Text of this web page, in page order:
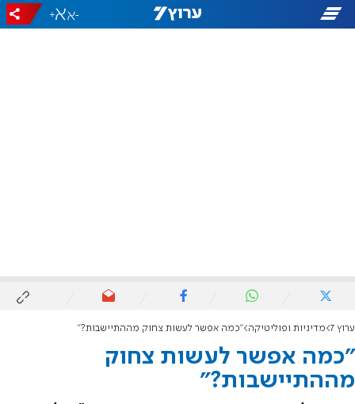
-
+
ערוץ 7 מדיניות ופוליטיקה "כמה אפשר לעשות צחוק מההתיישבות?"
"כמה אפשר לעשות צחוק
מההתיישבות?"